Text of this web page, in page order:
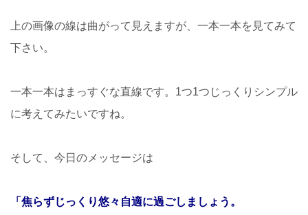
上の画像の線は曲がって見えますが、一本一本を見てみて
下さい。
一本一本はまっすぐな直線です。1つ1つじっくりシンプル
に考えてみたいですね。
そして、今日のメッセージは
「焦らずじっくり悠々自適に過ごしましょう。